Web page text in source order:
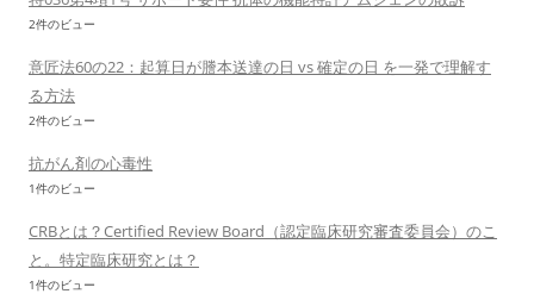
2件のビュー
意匠法60の22：起算日が謄本送達の日 vs 確定の日 を一発で理解す
る方法
2件のビュー
抗がん剤の心毒性
1件のビュー
CRBとは？Certified Review Board（認定臨床研究審査委員会）のこ
と。特定臨床研究とは？
1件のビュー